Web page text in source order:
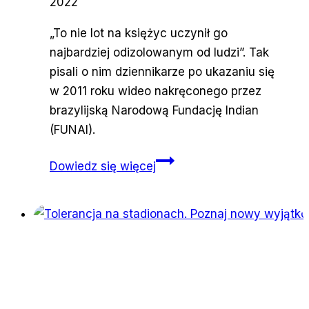
„To nie lot na księżyc uczynił go
najbardziej odizolowanym od ludzi”. Tak
pisali o nim dziennikarze po ukazaniu się
w 2011 roku wideo nakręconego przez
brazylijską Narodową Fundację Indian
(FUNAI).
Dowiedz się więcejNajsamotniejszy
świecie